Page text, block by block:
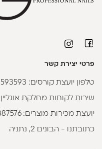
פרטי יצירת קשר
טלפון יועצת קורסים:
שירות לקוחות מחלקת
יועצת מכירות מוצרים:
כתובתנו - הבונים 2, נתניה